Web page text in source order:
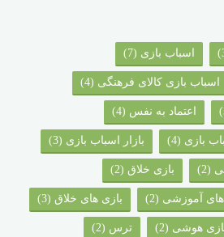
اسباب بازی (7)
اسباب بازی کالای فرهنگی (4)
اعتماد به نفس (4)
بازی (4) بازار اسباب بازی (3)
(2) بازی خلاق (2)
های آموزشی (2) بازی های خلاق (3)
هوشی (2) ترس (2)